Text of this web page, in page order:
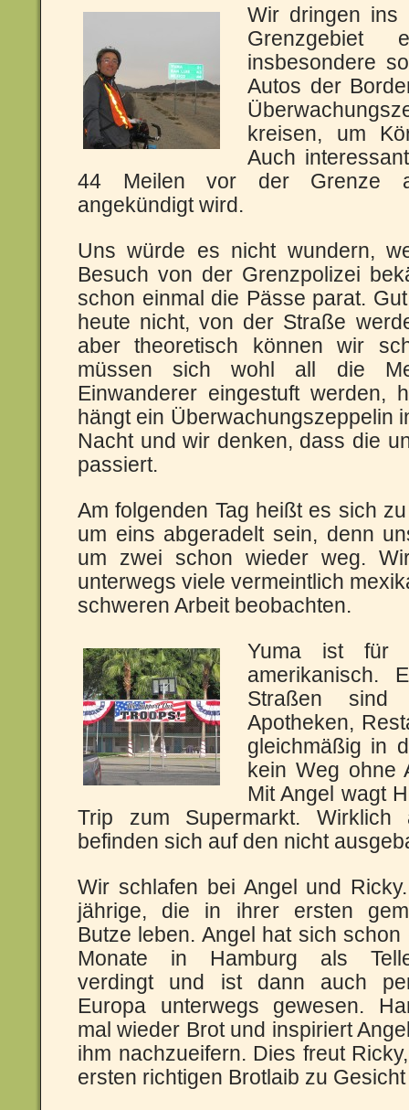
Wir dringen ins
insbesondere
Autos der
kreisen, um
Auch
44 Meilen vor der Grenze
angekündigt wird.
Uns würde es nicht wundern,
Besuch von der Grenzpolizei
schon einmal die Pässe parat.
heute nicht, von der Straße
aber theoretisch können wir
müssen sich wohl all die
Einwanderer eingestuft werden,
hängt ein Überwachungszeppelin
Nacht und wir denken, dass die
passiert.
Am folgenden Tag heißt es sich
um eins abgeradelt sein, denn
um zwei schon wieder weg.
unterwegs viele vermeintlich
schweren Arbeit beobachten.
Yuma ist für
amerikanisch.
Straßen sind
Apotheken,
gleichmäßig in
kein Weg ohne
Mit Angel wagt
Trip zum Supermarkt. Wirklich
befinden sich auf den nicht
Wir schlafen bei Angel und
jährige, die in ihrer ersten
Butze leben. Angel hat sich schon
Monate in Hamburg als
verdingt und ist dann auch
Europa unterwegs gewesen.
mal wieder Brot und inspiriert
ihm nachzueifern. Dies freut
ersten richtigen Brotlaib zu